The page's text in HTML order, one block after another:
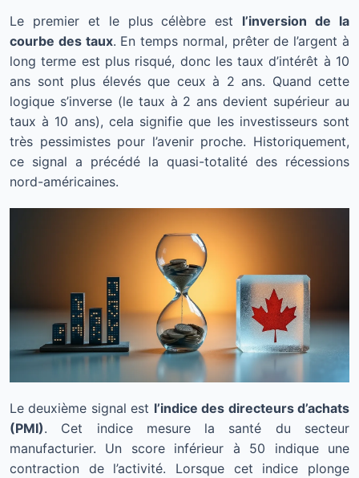
Le premier et le plus célèbre est l’inversion de la
courbe des taux. En temps normal, prêter de l’argent à
long terme est plus risqué, donc les taux d’intérêt à 10
ans sont plus élevés que ceux à 2 ans. Quand cette
logique s’inverse (le taux à 2 ans devient supérieur au
taux à 10 ans), cela signifie que les investisseurs sont
très pessimistes pour l’avenir proche. Historiquement,
ce signal a précédé la quasi-totalité des récessions
nord-américaines.
Le deuxième signal est l’indice des directeurs d’achats
(PMI). Cet indice mesure la santé du secteur
manufacturier. Un score inférieur à 50 indique une
contraction de l’activité. Lorsque cet indice plonge